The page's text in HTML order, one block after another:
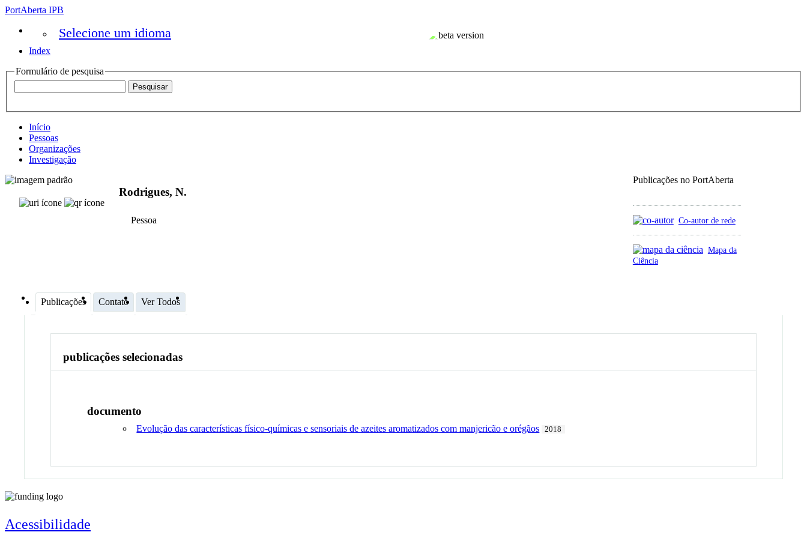
PortAberta IPB
Selecione um idioma
Index
Formulário de pesquisa
Início
Pessoas
Organizações
Investigação
Publicações no PortAberta
Co-autor de rede
Mapa da
Ciência
Rodrigues, N.
Pessoa
Publicações Contato Ver Todos
publicações selecionadas
documento
Evolução das características físico-químicas e sensoriais de azeites aromatizados com manjericão e orégãos 2018
Acessibilidade